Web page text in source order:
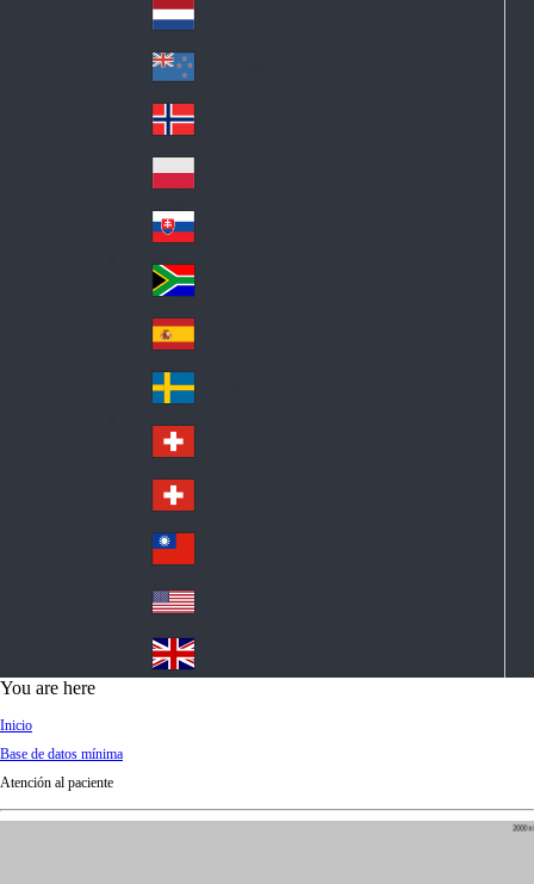
in
A
me
ric
a
Ne
the
rla
nd
s
Ne
w
Ze
ala
nd
No
rw
ay
Pol
an
d
Slo
va
kia
So
uth
Af
ric
a
Sp
ain
Sw
ed
en
Sw
itz
erl
an
d
Sw
itz
erl
an
d
wa
n
A
Un
do
You are here
Inicio
Base de datos mínima
Atención al paciente